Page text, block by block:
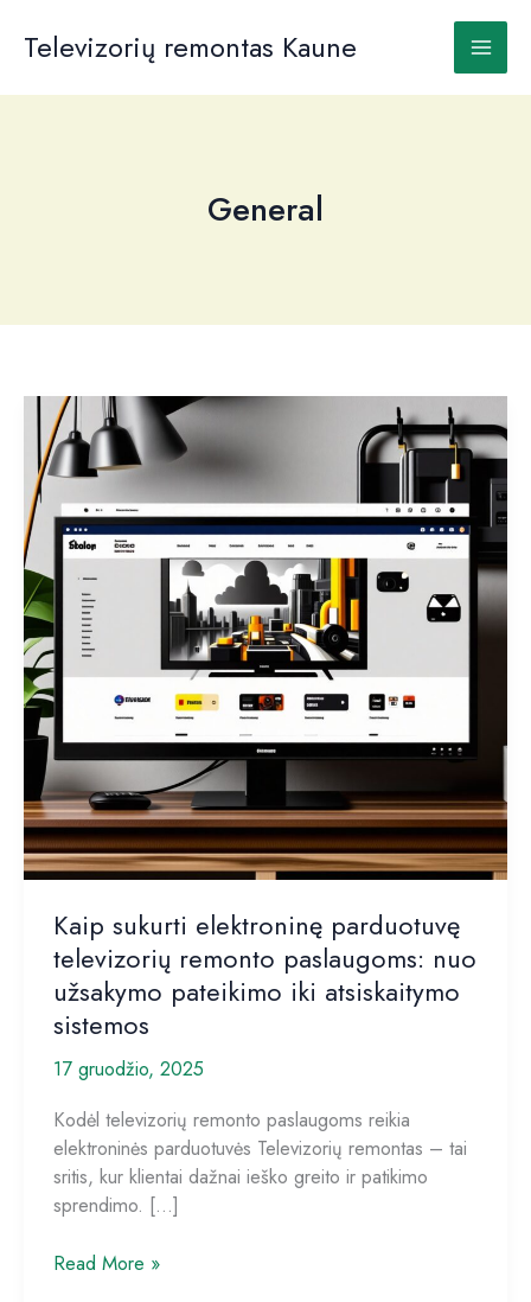
prieTelevizorių remontas Kaune
General
Kaip sukurti elektroninę parduotuvę
televizorių remonto paslaugoms: nuo
užsakymo pateikimo iki atsiskaitymo
sistemos
17 gruodžio, 2025
Kodėl televizorių remonto paslaugoms reikia
elektroninės parduotuvės Televizorių remontas – tai
sritis, kur klientai dažnai ieško greito ir patikimo
sprendimo. […]
Kaip
Read More »